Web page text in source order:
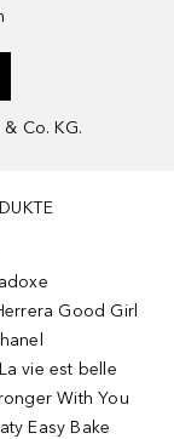
Co. KG.
Good Girl
vie est belle
With You
Easy Bake